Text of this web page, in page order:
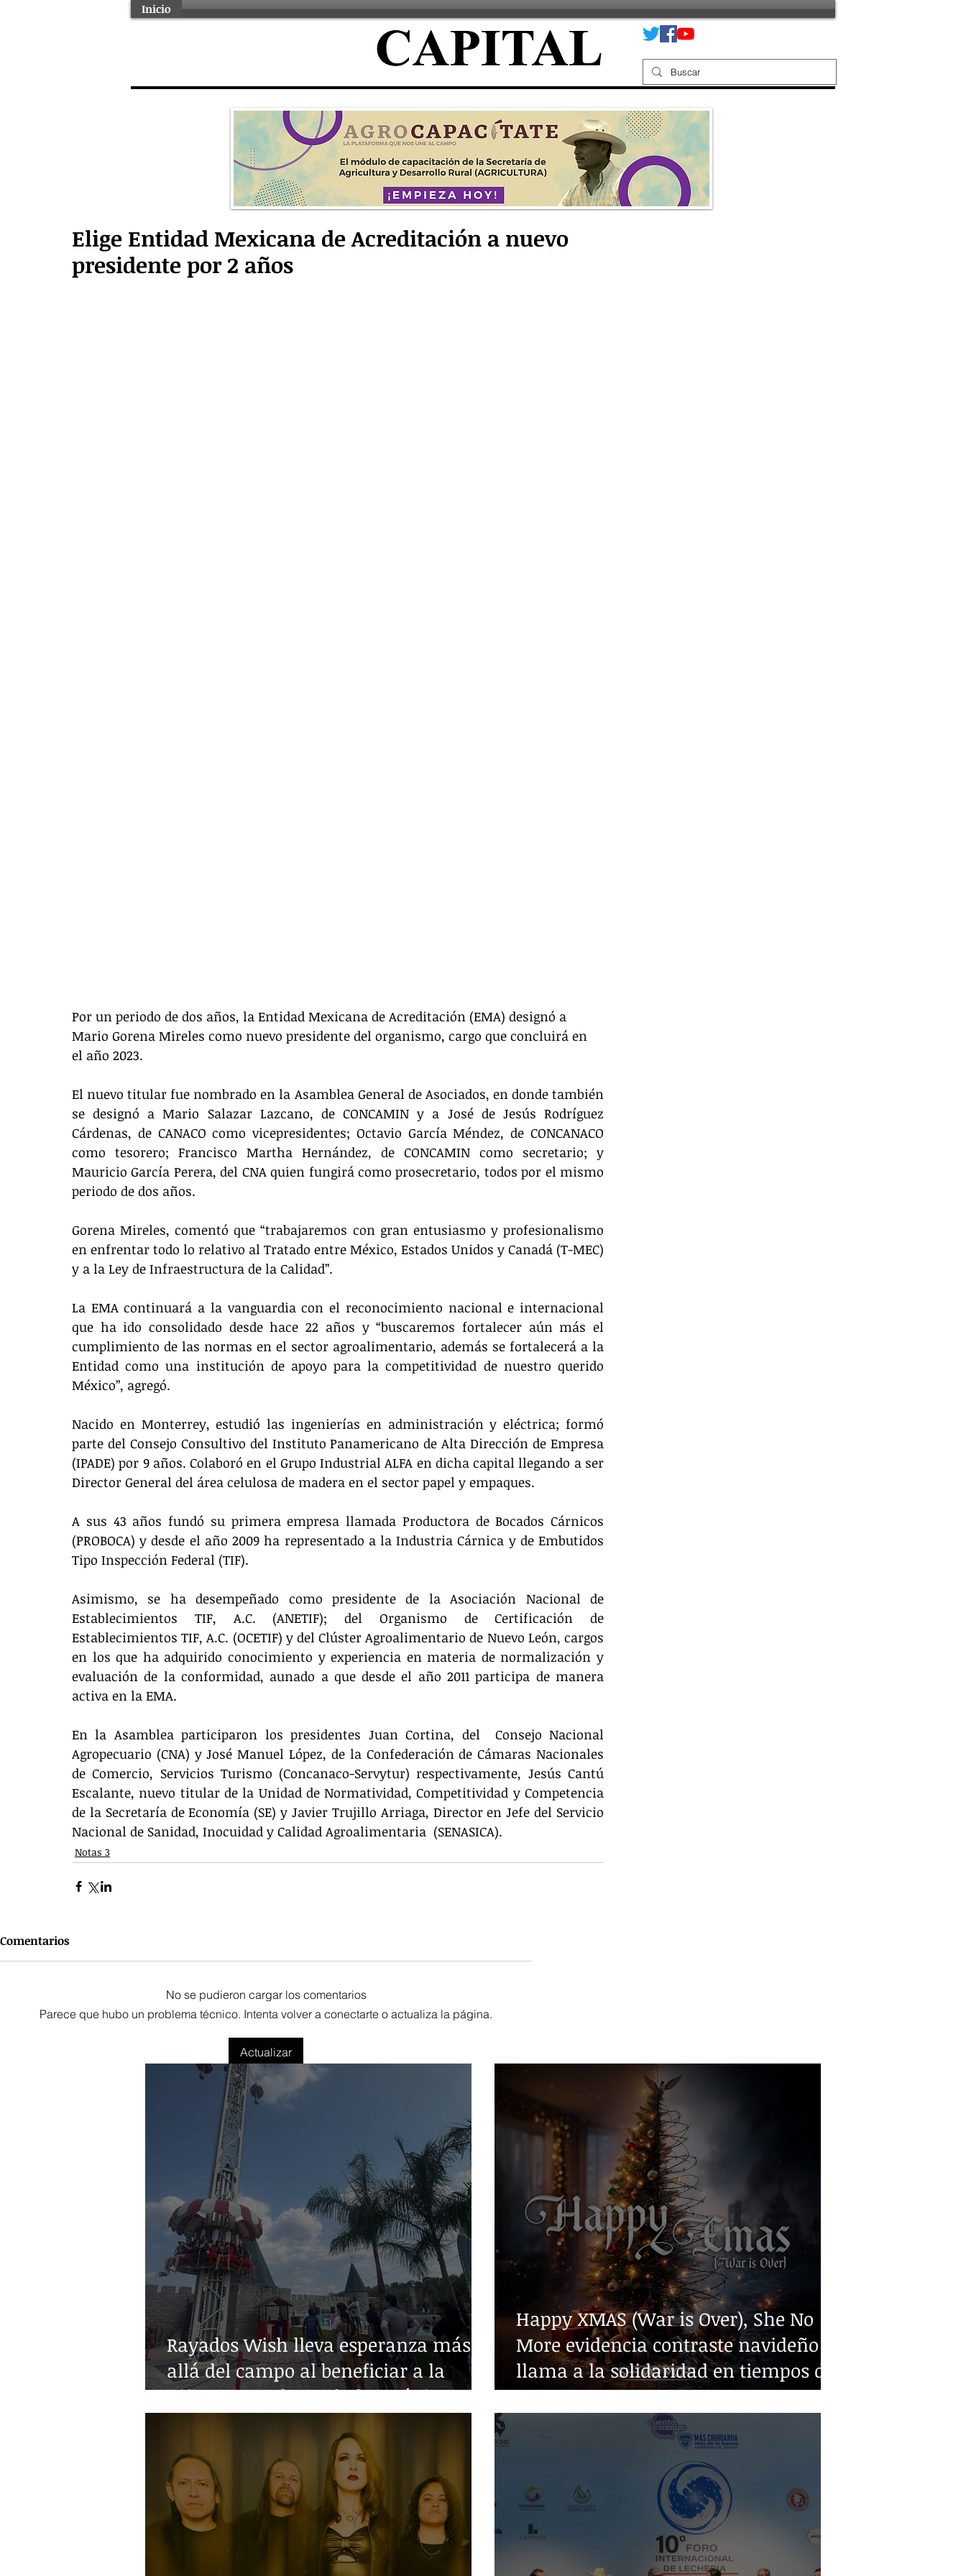
Inicio
Elige Entidad Mexicana de Acreditación a nuevo
presidente por 2 años
Por un periodo de dos años, la Entidad Mexicana de Acreditación (EMA) designó a
Mario Gorena Mireles como nuevo presidente del organismo, cargo que concluirá en
el año 2023.
El nuevo titular fue nombrado en la Asamblea General de Asociados, en donde también
se designó a Mario Salazar Lazcano, de CONCAMIN y a José de Jesús Rodríguez
Cárdenas, de CANACO como vicepresidentes; Octavio García Méndez, de CONCANACO
como tesorero; Francisco Martha Hernández, de CONCAMIN como secretario; y
Mauricio García Perera, del CNA quien fungirá como prosecretario, todos por el mismo
periodo de dos años.
Gorena Mireles, comentó que “trabajaremos con gran entusiasmo y profesionalismo
en enfrentar todo lo relativo al Tratado entre México, Estados Unidos y Canadá (T-MEC)
y a la Ley de Infraestructura de la Calidad”.
La EMA continuará a la vanguardia con el reconocimiento nacional e internacional
que ha ido consolidado desde hace 22 años y “buscaremos fortalecer aún más el
cumplimiento de las normas en el sector agroalimentario, además se fortalecerá a la
Entidad como una institución de apoyo para la competitividad de nuestro querido
México”, agregó.
Nacido en Monterrey, estudió las ingenierías en administración y eléctrica; formó
parte del Consejo Consultivo del Instituto Panamericano de Alta Dirección de Empresa
(IPADE) por 9 años. Colaboró en el Grupo Industrial ALFA en dicha capital llegando a ser
Director General del área celulosa de madera en el sector papel y empaques.
A sus 43 años fundó su primera empresa llamada Productora de Bocados Cárnicos
(PROBOCA) y desde el año 2009 ha representado a la Industria Cárnica y de Embutidos
Tipo Inspección Federal (TIF).
Asimismo, se ha desempeñado como presidente de la Asociación Nacional de
Establecimientos TIF, A.C. (ANETIF); del Organismo de Certificación de
Establecimientos TIF, A.C. (OCETIF) y del Clúster Agroalimentario de Nuevo León, cargos
en los que ha adquirido conocimiento y experiencia en materia de normalización y
evaluación de la conformidad, aunado a que desde el año 2011 participa de manera
activa en la EMA.
En la Asamblea participaron los presidentes Juan Cortina, del  Consejo Nacional
Agropecuario (CNA) y José Manuel López, de la Confederación de Cámaras Nacionales
de Comercio, Servicios Turismo (Concanaco-Servytur) respectivamente, Jesús Cantú
Escalante, nuevo titular de la Unidad de Normatividad, Competitividad y Competencia
de la Secretaría de Economía (SE) y Javier Trujillo Arriaga, Director en Jefe del Servicio
Nacional de Sanidad, Inocuidad y Calidad Agroalimentaria  (SENASICA).
Notas 3
Comentarios
No se pudieron cargar los comentarios
Parece que hubo un problema técnico. Intenta volver a conectarte o actualiza la página.
Actualizar
Rayados Wish lleva esperanza más
allá del campo al beneficiar a la
niñez con enfermedades crónicas
Happy XMAS (War is Over), She No
More evidencia contraste navideño y
llama a la solidaridad en tiempos de
guerra